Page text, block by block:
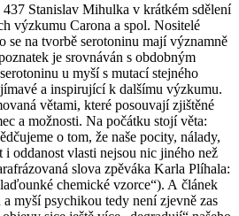
Stanislav Mihulka v krátkém sdělení
výzkumu Carona a spol. Nositelé
se na tvorbě serotoninu mají významně
je srovnáván s obdobným
u myší s mutací stejného
a inspirující k dalšímu výzkumu.
větami, které posouvají zjištěné
a možnosti. Na počátku stojí věta:
o tom, že naše pocity, nálady,
i oddanost vlasti nejsou nic jiného než
slova zpěváka Karla Plíhala:
chemické vzorce“). A článek
myší psychikou tedy není zjevně zas